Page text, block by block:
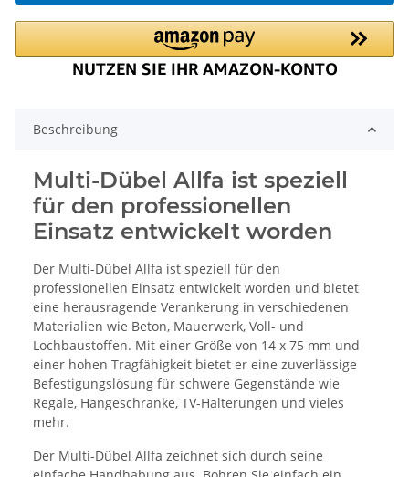
Beschreibung
Multi-Dübel Allfa ist speziell
für den professionellen
Einsatz entwickelt worden
Der Multi-Dübel Allfa ist speziell für den
professionellen Einsatz entwickelt worden und bietet
eine herausragende Verankerung in verschiedenen
Materialien wie Beton, Mauerwerk, Voll- und
Lochbaustoffen. Mit einer Größe von 14 x 75 mm und
einer hohen Tragfähigkeit bietet er eine zuverlässige
Befestigungslösung für schwere Gegenstände wie
Regale, Hängeschränke, TV-Halterungen und vieles
mehr.
Der Multi-Dübel Allfa zeichnet sich durch seine